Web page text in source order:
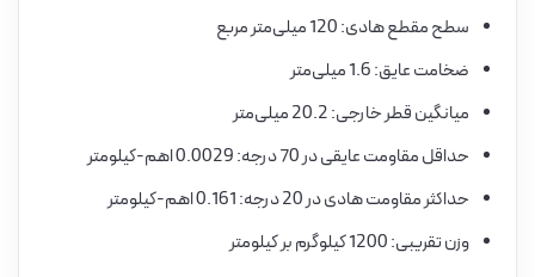
سطح مقطع هادی: 120 میلی‌متر مربع
ضخامت عایق: 1.6 میلی‌متر
میانگین قطر خارجی: 20.2 میلی‌متر
حداقل مقاومت عایقی در 70 درجه: 0.0029 اهم-کیلومتر
حداکثر مقاومت هادی در 20 درجه: 0.161 اهم-کیلومتر
وزن تقریبی: 1200 کیلوگرم بر کیلومتر